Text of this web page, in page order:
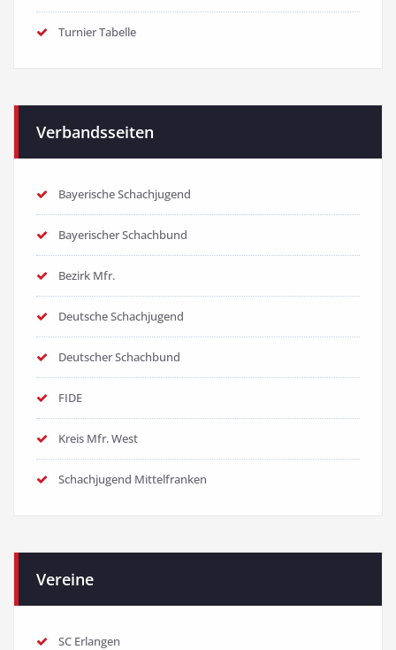
Turnier Tabelle
Verbandsseiten
Bayerische Schachjugend
Bayerischer Schachbund
Bezirk Mfr.
Deutsche Schachjugend
Deutscher Schachbund
FIDE
Kreis Mfr. West
Schachjugend Mittelfranken
Vereine
SC Erlangen